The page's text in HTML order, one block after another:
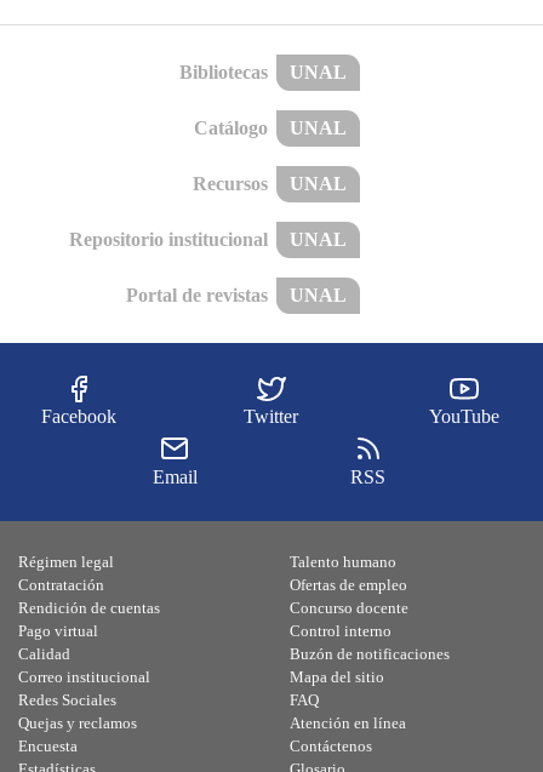
Bibliotecas UNAL
Catálogo UNAL
Recursos UNAL
Repositorio institucional UNAL
Portal de revistas UNAL
Facebook Twitter YouTube
Email RSS
Régimen legal
Contratación
Rendición de cuentas
Pago virtual
Calidad
Talento humano
Ofertas de empleo
Concurso docente
Control interno
Buzón de notificaciones
Correo institucional
Redes Sociales
Quejas y reclamos
Encuesta
Mapa del sitio
FAQ
Atención en línea
Contáctenos